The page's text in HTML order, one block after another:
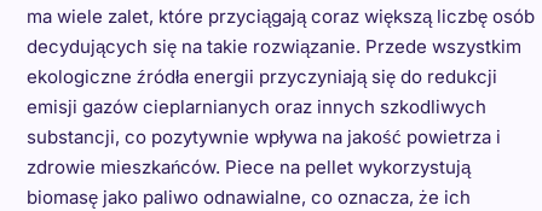
ma wiele zalet, które przyciągają coraz większą liczbę osób
decydujących się na takie rozwiązanie. Przede wszystkim
ekologiczne źródła energii przyczyniają się do redukcji
emisji gazów cieplarnianych oraz innych szkodliwych
substancji, co pozytywnie wpływa na jakość powietrza i
zdrowie mieszkańców. Piece na pellet wykorzystują
biomasę jako paliwo odnawialne, co oznacza, że ich